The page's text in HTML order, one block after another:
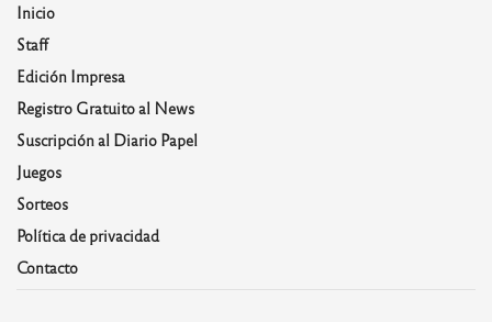
Inicio
Staff
Edición Impresa
Registro Gratuito al News
Suscripción al Diario Papel
Juegos
Sorteos
Política de privacidad
Contacto